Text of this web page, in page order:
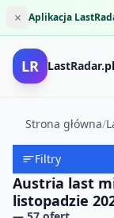
× Aplikacja
LR LastRadar.pl
Strona główna/
Filtry
Austria last
listopadzie